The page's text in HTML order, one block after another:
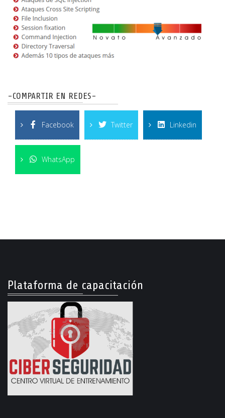
-COMPARTIR EN REDES-
Facebook Twitter Linkedin
WhatsApp
Plataforma de capacitación